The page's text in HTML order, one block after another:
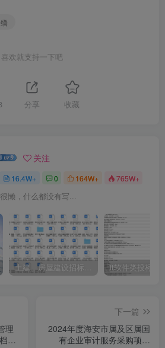
喜欢就支持一下吧
分享 收藏
关注
16.4W+ 0 164W+ 765W+
懒，什么都没有写...
土建、房屋建设招标文件标书模板 it软件类投标书
理
升
下一篇
2024年度海安市属及区属国
有企业审计服务采购项目